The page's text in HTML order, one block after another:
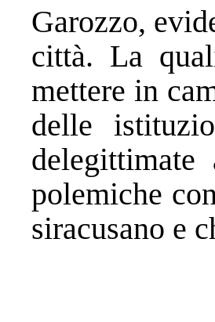
Garozzo,
città. La
mettere in
delle
polemiche
siracusano e